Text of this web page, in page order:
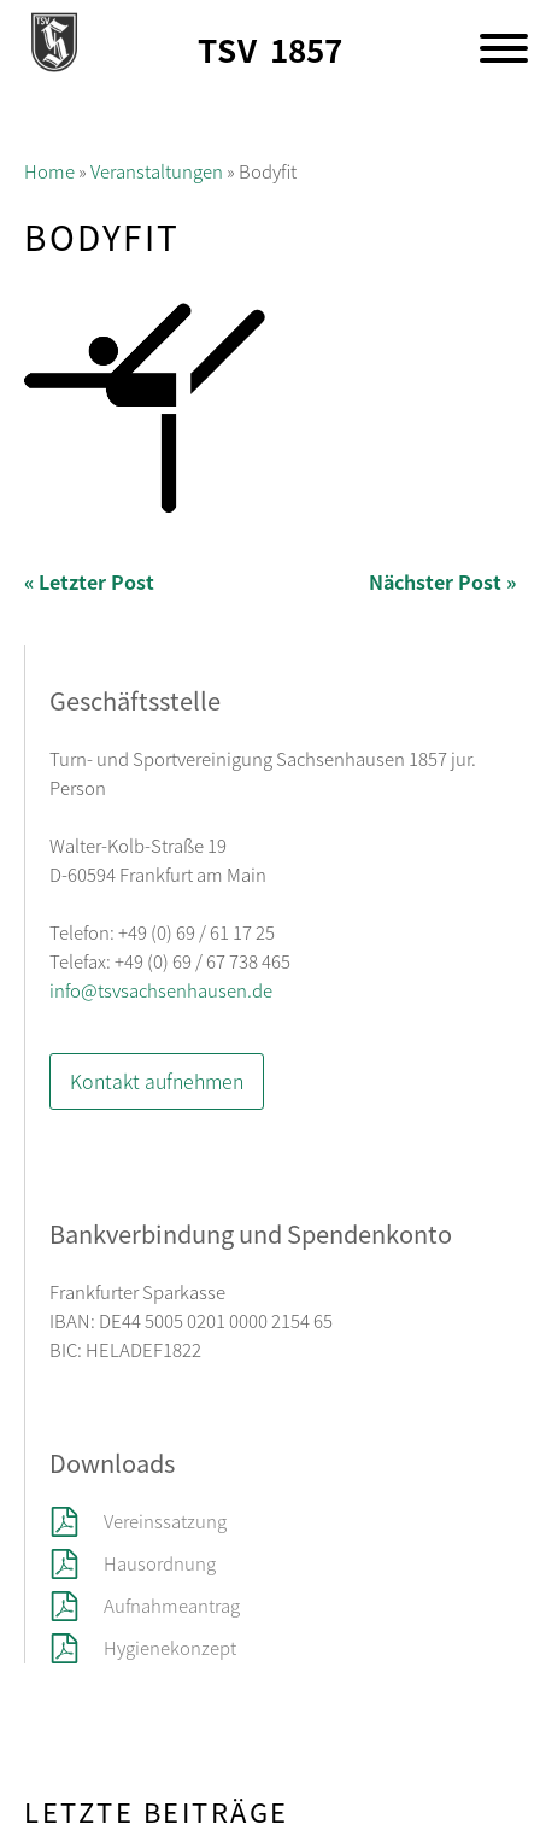
TSV 1857
Home»Veranstaltungen » Bodyfit
BODYFIT
« Letzter Post Nächster Post »
Geschäftsstelle
Turn- und Sportvereinigung Sachsenhausen 1857 jur.
Person
Walter-Kolb-Straße 19
D-60594 Frankfurt am Main
Telefon: +49 (0) 69 / 61 17 25
Telefax: +49 (0) 69 / 67 738 465
info@tsvsachsenhausen.de
Kontakt aufnehmen
Bankverbindung und Spendenkonto
Frankfurter Sparkasse
IBAN: DE44 5005 0201 0000 2154 65
BIC: HELADEF1822
Downloads
Vereinssatzung
Hausordnung
Aufnahmeantrag
Hygienekonzept
LETZTE BEITRÄGE